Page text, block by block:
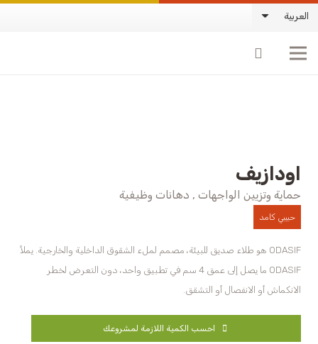
العربية
اودازيف
حماية وتزيين الواجهات , دهانات وظيفية
حبيبي كامد
ODASIF هو طلاء صديق للبيئة، مصمم لملء الشقوق الداخلية والخارجية. يملأ
ODASIF ما يصل إلى عمق 4 سم في تطبيق واحد، دون التعرض لخطر
الانكماش أو الانفصال أو التشقق.
احسب الكمية اللازمة لمشروعك